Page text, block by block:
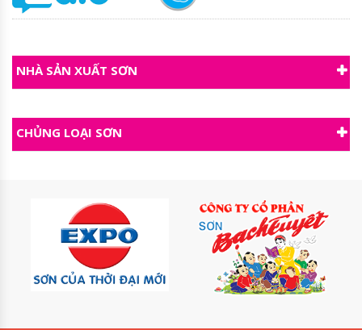
NHÀ SẢN XUẤT SƠN
CHỦNG LOẠI SƠN